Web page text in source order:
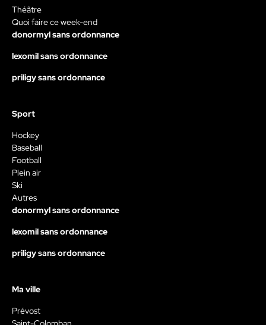
Théâtre
Quoi faire ce week-end
donormyl sans ordonnance
lexomil sans ordonnance
priligy sans ordonnance
Sport
Hockey
Baseball
Football
Plein air
Ski
Autres
donormyl sans ordonnance
lexomil sans ordonnance
priligy sans ordonnance
Ma ville
Prévost